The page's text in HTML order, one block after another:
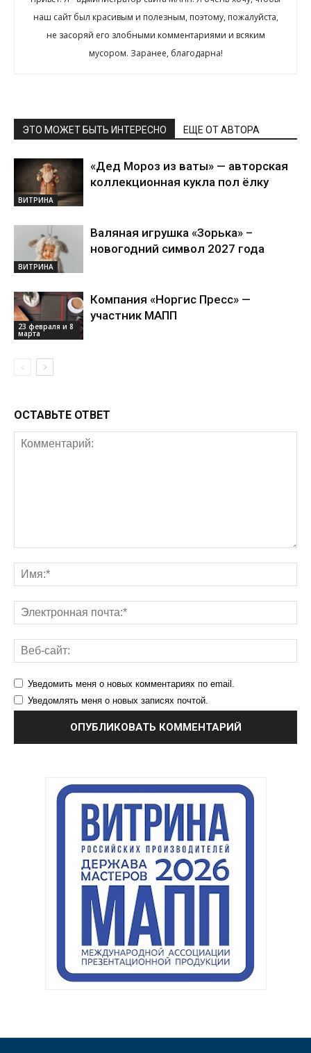
наш сайт был красивым и полезным, поэтому, пожалуйста,
не засоряй его злобными комментариями и всяким
мусором. Заранее, благодарна!
ЭТО МОЖЕТ БЫТЬ ИНТЕРЕСНО ЕЩЕ ОТ АВТОРА
ВИТРИНА
«Дед Мороз из ваты» — авторская
коллекционная кукла пол ёлку
ВИТРИНА
Валяная игрушка «Зорька» –
новогодний символ 2027 года
23 февраля и 8
марта
Компания «Норгис Пресс» —
участник МАПП
ОСТАВЬТЕ ОТВЕТ
Уведомить меня о новых комментариях по email.
Уведомлять меня о новых записях почтой.